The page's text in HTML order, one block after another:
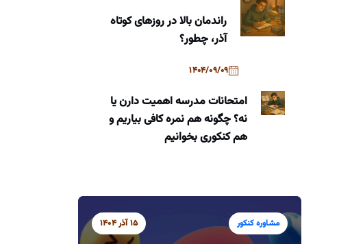
راندمان بالا در روزهای کوتاه
آذر، چطور؟
1404/09/09
امتحانات مدرسه اهمیت دارن یا
نه؟ چگونه هم نمره کافی بیاریم و
هم کنکوری بخوانیم
مشاوره کنکور 15 آذر 1404